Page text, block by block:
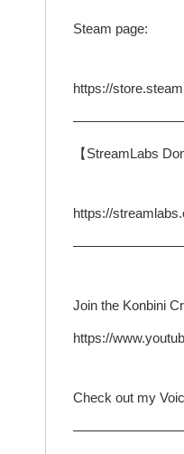
Steam page:
https://
【StreamLabs
https://
Join the Konbini
https://
Check out my